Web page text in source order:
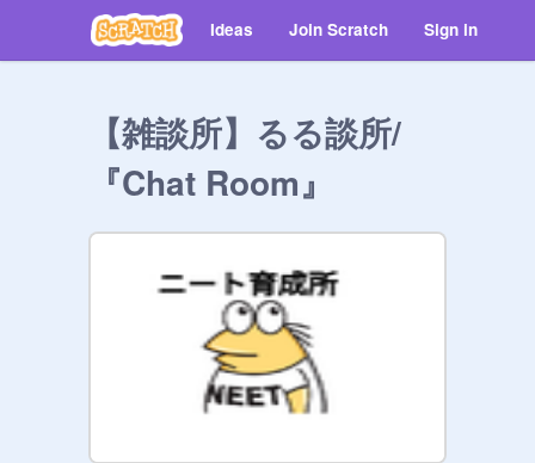
Ideas Join Scratch Sign in
【雑談所】るる談所/
『Chat Room』